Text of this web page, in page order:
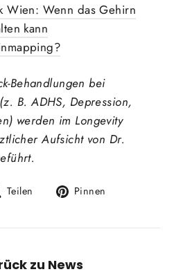
Wien: Wenn das Gehirn
kann
Behandlungen bei
B. ADHS, Depression,
werden im Longevity
Aufsicht von Dr.
Teilen
Auf
twittern
Pinnen
pinnen
zu News